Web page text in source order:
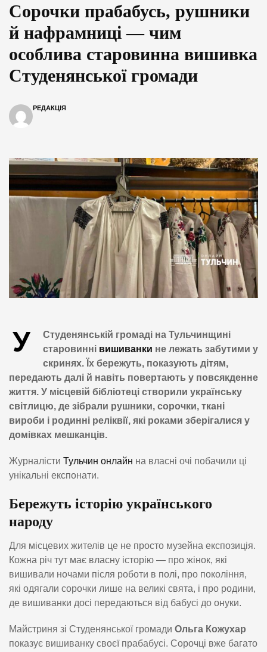
Сорочки прабабусь, рушники
й нафрамниці — чим
особлива старовинна вишивка
Студенянської громади
РЕДАКЦІЯ
У
Студенянській громаді на Тульчинщині
старовинні вишиванки не лежать забутими у
скринях. Їх бережуть, показують дітям,
передають далі й навіть повертають у повсякденне
життя. У місцевій бібліотеці створили українську
світлицю, де зібрали рушники, сорочки, ткані
вироби і родинні реліквії, які роками зберігалися у
домівках мешканців.
Журналісти Тульчин онлайн на власні очі побачили ці
унікальні експонати.
Бережуть історію українського
народу
Для місцевих жителів це не просто музейна експозиція.
Кожна річ тут має власну історію — про жінок, які
вишивали ночами після роботи в полі, про покоління,
які одягали сорочки лише на великі свята, і про родини,
де вишиванки досі передаються від бабусі до онуки.
Майстриня зі Студенянської громади Ольга Кожухар
показує вишиванку своєї прабабусі. Сорочці вже багато